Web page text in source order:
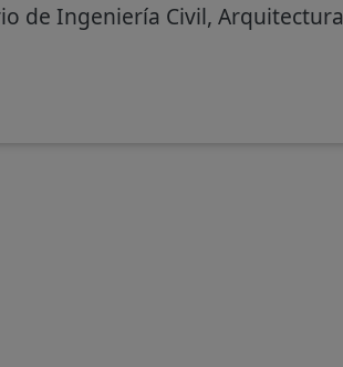
de Ingeniería Civil, Arquitectura